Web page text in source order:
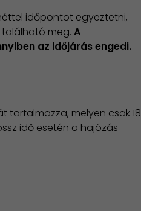
időpontot egyeztetni,
meg. A
az időjárás engedi.
tartalmazza, melyen csak 18
idő esetén a hajózás